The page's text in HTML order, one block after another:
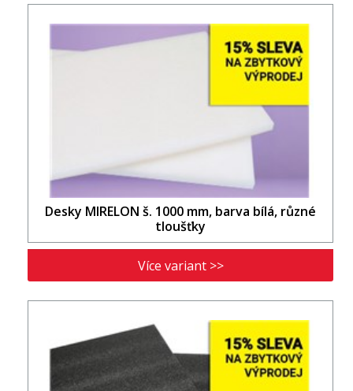
Desky MIRELON š. 1000 mm, barva bílá, různé
tloušťky
Více variant >>